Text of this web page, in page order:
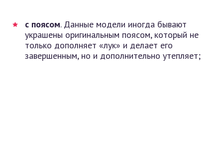
с поясом. Данные модели иногда бывают
украшены оригинальным поясом, который не
только дополняет «лук» и делает его
завершенным, но и дополнительно утепляет;